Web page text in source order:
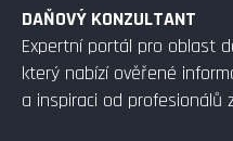
DAŇOVÝ KONZULTANT
Expertní portál pro oblast
který nabízí ověřené
a inspiraci od profesionálů